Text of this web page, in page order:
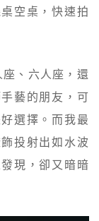
空桌，快速拍
、六人座，還
藝的朋友，可
選擇。而我最
投射出如水波
現，卻又暗暗